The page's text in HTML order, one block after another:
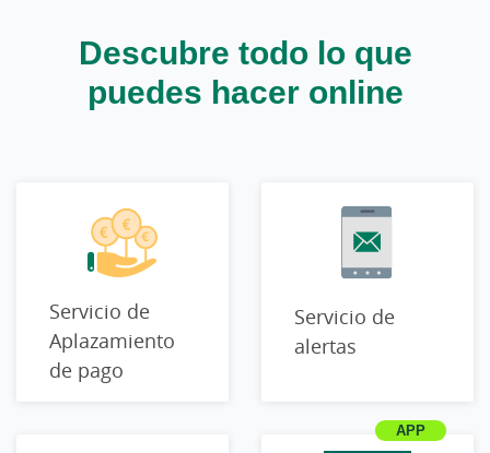
Descubre todo lo que
puedes hacer online
Servicio de
Aplazamiento
de pago
Servicio de
alertas